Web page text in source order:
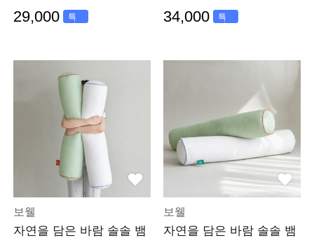
50x50 (솜포함)
29,000
특
가
x50 (솜포함)
34,000
특
가
보웰
자연을 담은 바람 솔솔 뱀
보웰
자연을 담은 바람 솔솔 뱀